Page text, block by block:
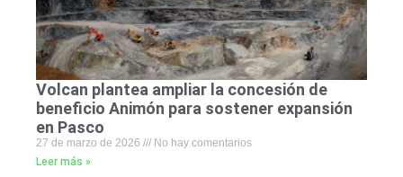
Volcan plantea ampliar la concesión de
beneficio Animón para sostener expansión
en Pasco
27 de marzo de 2026
No hay comentarios
Leer más »